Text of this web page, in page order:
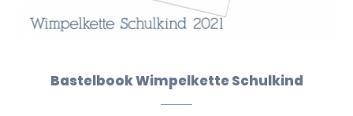
Bastelbook Wimpelkette Schulkind